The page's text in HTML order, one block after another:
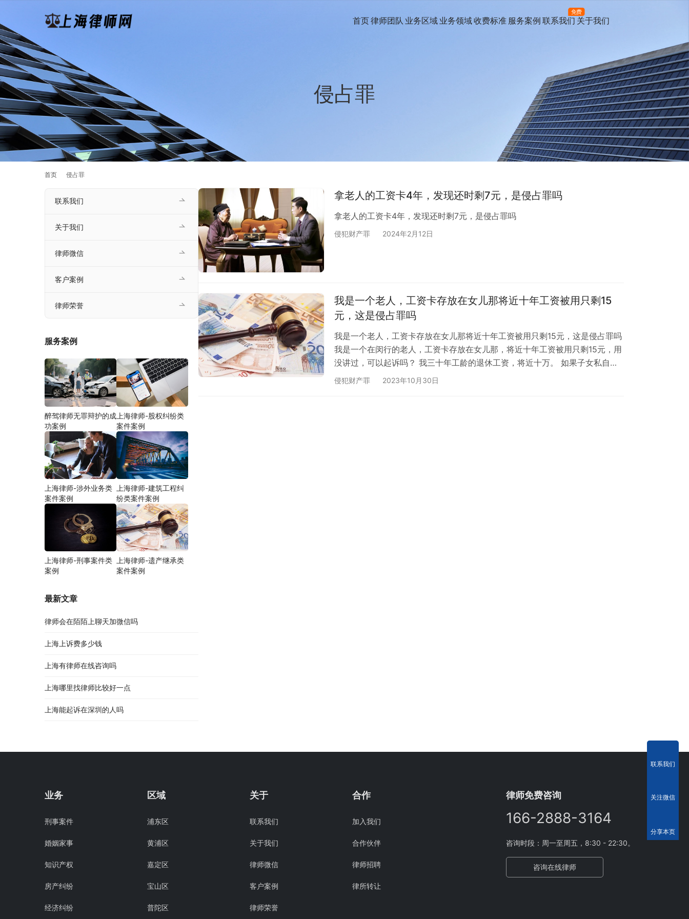
首页律师团队 业务区域 业务领域收费标准 服务案例 联系我们
免费
关于我们
侵占罪
首页 侵占罪
拿老人的工资卡4年，发现还时剩7元，是侵占罪吗
拿老人的工资卡4年，发现还时剩7元，是侵占罪吗
侵犯财产罪 2024年2月12日
我是一个老人，工资卡存放在女儿那将近十年工资被用只剩15
元，这是侵占罪吗
我是一个老人，工资卡存放在女儿那将近十年工资被用只剩15元，这是侵占罪吗
我是一个在闵行的老人，工资卡存放在女儿那，将近十年工资被用只剩15元，用
没讲过，可以起诉吗？ 我三十年工龄的退休工资，将近十万。 如果子女私自挪
用自家老人的养老金是否构成违法行为？ 还扣住扣住身份证 户口本 银行卡算不
侵犯财产罪 2023年10月30日
联系我们
关于我们
律师微信
客户案例
律师荣誉
服务案例
醉驾律师无罪辩护的成
功案例
上海律师-股权纠纷类
案件案例
上海律师-涉外业务类
案件案例
上海律师-建筑工程纠
纷类案件案例
上海律师-刑事案件类
案例
上海律师-遗产继承类
案件案例
最新文章
律师会在陌陌上聊天加微信吗
上海上诉费多少钱
上海有律师在线咨询吗
上海哪里找律师比较好一点
上海能起诉在深圳的人吗
业务
刑事案件
婚姻家事
知识产权
房产纠纷
经济纠纷
区域
浦东区
黄浦区
嘉定区
宝山区
普陀区
关于
联系我们
关于我们
律师微信
客户案例
律师荣誉
合作
加入我们
合作伙伴
律师招聘
律所转让
律师免费咨询
166-2888-3164
咨询时段：周一至周五，8:30 - 22:30。
咨询在线律师
联系我们
关注微信
分享本页